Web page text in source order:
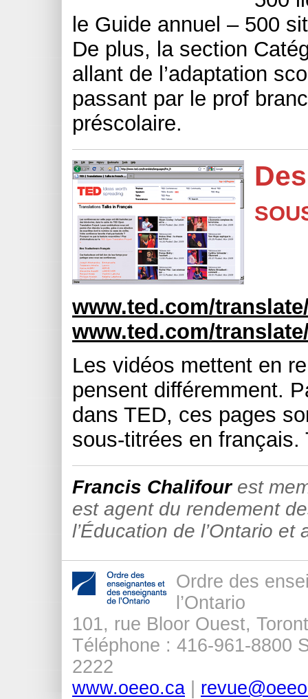
le Guide annuel – 500
De plus, la section
allant de l’adaptation
passant par le prof
préscolaire.
www.ted.com/
www.ted.com/
Les vidéos mettent en
pensent différemment.
dans TED, ces pages
sous-titrées en
Francis Chalifourest
est agent du rendement
l’Éducation de l’Ontario
Ordre des
l’Ontario
101, rue Bloor Ouest,
Téléphone : 416-961-8800
2222
www.oeeo.ca